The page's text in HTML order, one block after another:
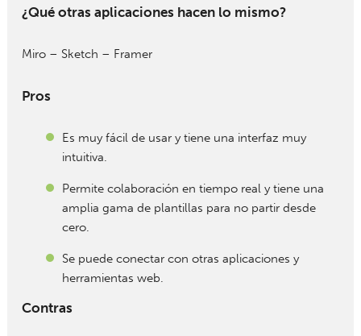
¿Qué otras aplicaciones hacen lo mismo?
Miro – Sketch – Framer
Pros
Es muy fácil de usar y tiene una interfaz muy
intuitiva.
Permite colaboración en tiempo real y tiene una
amplia gama de plantillas para no partir desde
cero.
Se puede conectar con otras aplicaciones y
herramientas web.
Contras